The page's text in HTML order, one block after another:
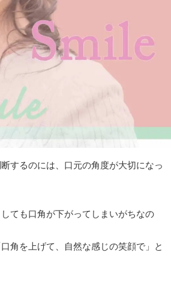
するのには、口元の角度が大切になっ
ても口角が下がってしまいがちなの
角を上げて、自然な感じの笑顔で」と